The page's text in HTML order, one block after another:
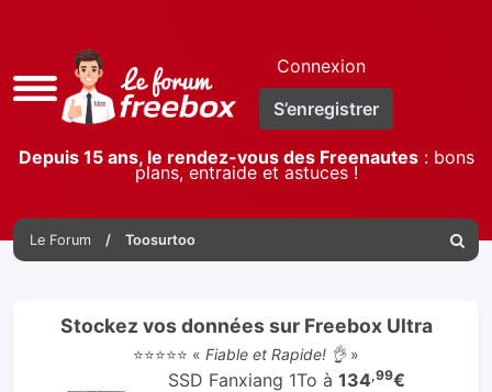
Accès
rapide
Connexion
S’enregistrer
Depuis 15 ans, le rendez-vous des Freenautes: bons
plans, entraide et astuces !
Le Forum Toosurtoo
Stockez vos données sur Freebox Ultra
⭐⭐⭐⭐⭐ « Fiable et Rapide! 👌»
SSD Fanxiang 1To à 134,99€